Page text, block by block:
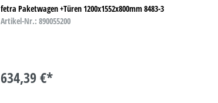
fetra Paketwagen +Türen 1200x1552x800mm 8483-3
Artikel-Nr.: 890055200
634,39 €*